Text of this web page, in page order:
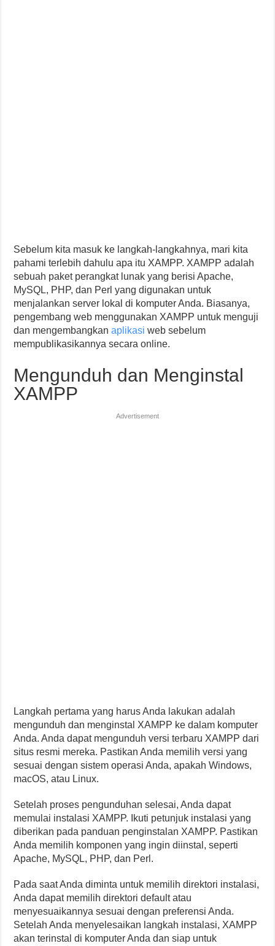
Sebelum kita masuk ke langkah-langkahnya, mari kita
pahami terlebih dahulu apa itu XAMPP. XAMPP adalah
sebuah paket perangkat lunak yang berisi Apache,
MySQL, PHP, dan Perl yang digunakan untuk
menjalankan server lokal di komputer Anda. Biasanya,
pengembang web menggunakan XAMPP untuk menguji
dan mengembangkanaplikasi web sebelum
mempublikasikannya secara online.
Mengunduh dan Menginstal
XAMPP
Advertisement
Langkah pertama yang harus Anda lakukan adalah
mengunduh dan menginstal XAMPP ke dalam komputer
Anda. Anda dapat mengunduh versi terbaru XAMPP dari
situs resmi mereka. Pastikan Anda memilih versi yang
sesuai dengan sistem operasi Anda, apakah Windows,
macOS, atau Linux.
Setelah proses pengunduhan selesai, Anda dapat
memulai instalasi XAMPP. Ikuti petunjuk instalasi yang
diberikan pada panduan penginstalan XAMPP. Pastikan
Anda memilih komponen yang ingin diinstal, seperti
Apache, MySQL, PHP, dan Perl.
Pada saat Anda diminta untuk memilih direktori instalasi,
Anda dapat memilih direktori default atau
menyesuaikannya sesuai dengan preferensi Anda.
Setelah Anda menyelesaikan langkah instalasi, XAMPP
akan terinstal di komputer Anda dan siap untuk